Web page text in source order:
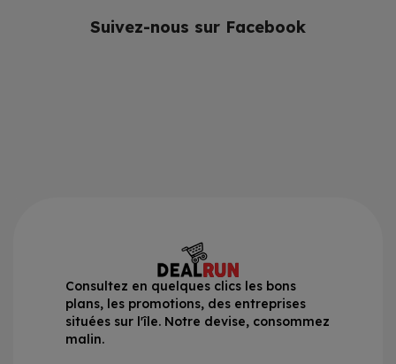
Suivez-nous sur Facebook
Consultez en quelques clics les bons
plans, les promotions, des entreprises
situées sur l'île. Notre devise, consommez
malin.